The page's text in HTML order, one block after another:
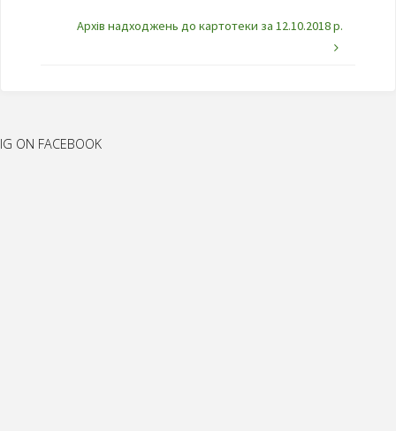
Архів надходжень до картотеки за 12.10.2018 р.
IG ON FACEBOOK